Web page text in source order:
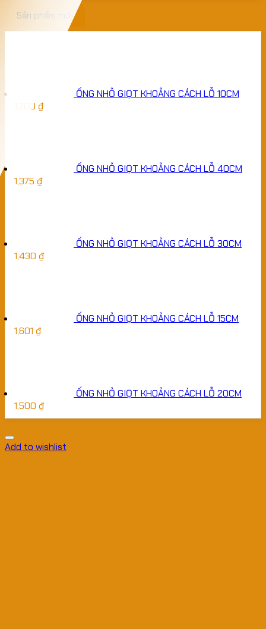
Sản phẩm mới
ỐNG NHỎ GIỌT KHOẢNG CÁCH LỖ 10CM
1,700 ₫
ỐNG NHỎ GIỌT KHOẢNG CÁCH LỖ 40CM
1,375 ₫
ỐNG NHỎ GIỌT KHOẢNG CÁCH LỖ 30CM
1,430 ₫
ỐNG NHỎ GIỌT KHOẢNG CÁCH LỖ 15CM
1,601 ₫
ỐNG NHỎ GIỌT KHOẢNG CÁCH LỖ 20CM
1,500 ₫
Add to wishlist